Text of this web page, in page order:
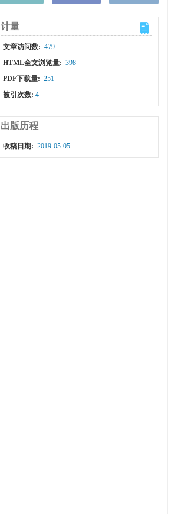
计量
文章访问数: 479
HTML全文浏览量: 398
PDF下载量: 251
被引次数:4
出版历程
收稿日期: 2019-05-05